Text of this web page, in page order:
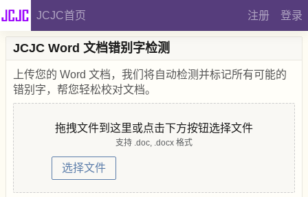
JCJC首页 注册 登录
JCJC Word 文档错别字检测
上传您的 Word 文档，我们将自动检测并标记所有可能的
错别字，帮您轻松校对文档。
拖拽文件到这里或点击下方按钮选择文件
支持 .doc, .docx 格式
选择文件